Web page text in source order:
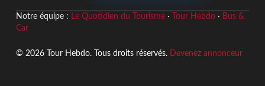
Notre équipe : Le Quotidien du Tourisme· Tour Hebdo· Bus &
Car
© 2026 Tour Hebdo. Tous droits réservés. Devenez annonceur